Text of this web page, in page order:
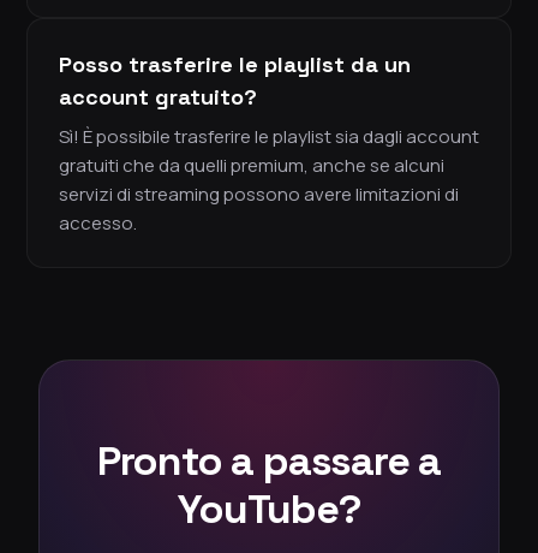
Posso trasferire le playlist da un
account gratuito?
Sì! È possibile trasferire le playlist sia dagli account
gratuiti che da quelli premium, anche se alcuni
servizi di streaming possono avere limitazioni di
accesso.
Pronto a passare a
YouTube?